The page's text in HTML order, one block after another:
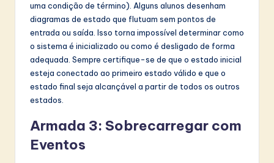
uma condição de término). Alguns alunos desenham
diagramas de estado que flutuam sem pontos de
entrada ou saída. Isso torna impossível determinar como
o sistema é inicializado ou como é desligado de forma
adequada. Sempre certifique-se de que o estado inicial
esteja conectado ao primeiro estado válido e que o
estado final seja alcançável a partir de todos os outros
estados.
Armada 3: Sobrecarregar com
Eventos